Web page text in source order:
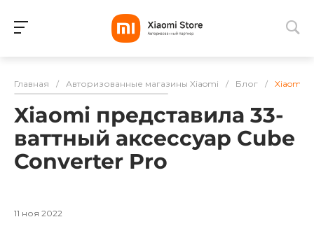
Разбейте
оплатуна части
без переплат
График платежей
Главная / Авторизованные магазины Xiaomi / Блог / Xiaomi
Xiaomi представила 33-
ваттный аксессуар Cube
Converter Pro
11 ноя 2022